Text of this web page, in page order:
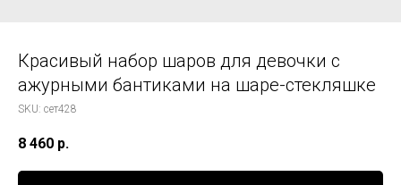
Красивый набор шаров для девочки с
ажурными бантиками на шаре-стекляшке
SKU: сет428
8 460 р.